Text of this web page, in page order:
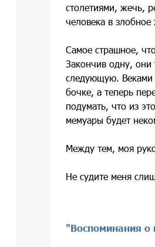
столетиями, жечь,
человека в
Самое страшное,
Закончив одну, они
следующую. Веками
бочке, а теперь
подумать, что из
мемуары будет
Между тем, моя
Не судите меня
"Воспоминания о